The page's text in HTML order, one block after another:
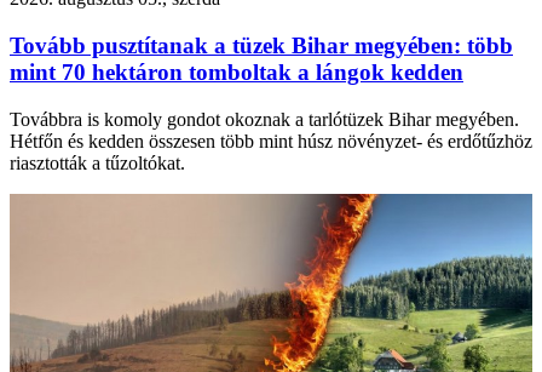
Tovább pusztítanak a tüzek Bihar megyében: több
mint 70 hektáron tomboltak a lángok kedden
Továbbra is komoly gondot okoznak a tarlótüzek Bihar megyében.
Hétfőn és kedden összesen több mint húsz növényzet- és erdőtűzhöz
riasztották a tűzoltókat.